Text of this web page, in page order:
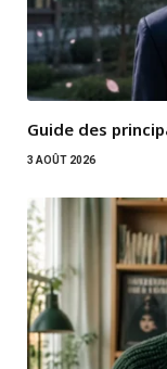
Guide des
3 AOÛT 2026